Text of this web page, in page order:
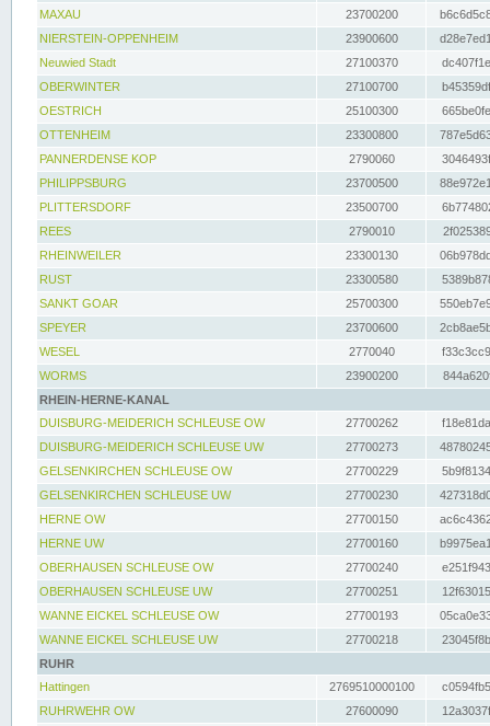
MAXAU
23700200
NIERSTEIN-OPPENHEIM
23900600
Neuwied Stadt
27100370
OBERWINTER
27100700
OESTRICH
25100300
OTTENHEIM
23300800
PANNERDENSE KOP
2790060
PHILIPPSBURG
23700500
PLITTERSDORF
23500700
REES
2790010
RHEINWEILER
23300130
RUST
23300580
SANKT GOAR
25700300
SPEYER
23700600
WESEL
2770040
WORMS
23900200
RHEIN-HERNE-KANAL
DUISBURG-MEIDERICH SCHLEUSE OW
27700262
DUISBURG-MEIDERICH SCHLEUSE UW
27700273
GELSENKIRCHEN SCHLEUSE OW
27700229
GELSENKIRCHEN SCHLEUSE UW
27700230
HERNE OW
27700150
HERNE UW
27700160
OBERHAUSEN SCHLEUSE OW
27700240
OBERHAUSEN SCHLEUSE UW
27700251
WANNE EICKEL SCHLEUSE OW
27700193
WANNE EICKEL SCHLEUSE UW
27700218
RUHR
Hattingen
2769510000100
RUHRWEHR OW
27600090